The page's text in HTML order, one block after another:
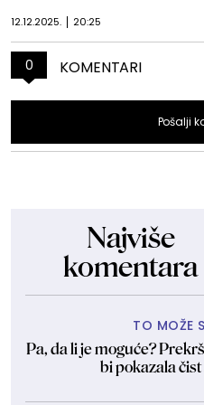
12.12.2025. 20:25
0 KOMENTARI
Pošalji
Najviše
komentara
TO MOŽE
Pa, da li je moguće?
bi pokazala